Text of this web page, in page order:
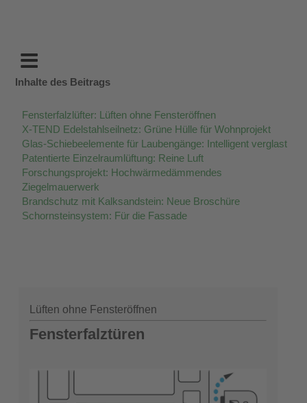
Inhalte des Beitrags
Fensterfalzlüfter: Lüften ohne Fensteröffnen
X-TEND Edelstahlseilnetz: Grüne Hülle für Wohnprojekt
Glas-Schiebeelemente für Laubengänge: Intelligent verglast
Patentierte Einzelraumlüftung: Reine Luft
Forschungsprojekt: Hochwärmedämmendes
Ziegelmauerwerk
Brandschutz mit Kalksandstein: Neue Broschüre
Schornsteinsystem: Für die Fassade
Lüften ohne Fensteröffnen
Fensterfalztüren